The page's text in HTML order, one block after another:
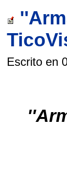
Escrito en